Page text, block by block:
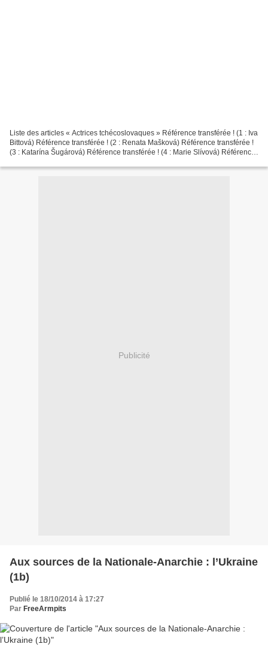
Liste des articles « Actrices tchécoslovaques » Référence transférée ! (1 : Iva
Bittová) Référence transférée ! (2 : Renata Mašková) Référence transférée !
(3 : Katarína Šugárová) Référence transférée ! (4 : Marie Slívová) Référence
Publicité
Aux sources de la Nationale-Anarchie : l’Ukraine
(1b)
Publié le 18/10/2014 à 17:27
Par FreeArmpits